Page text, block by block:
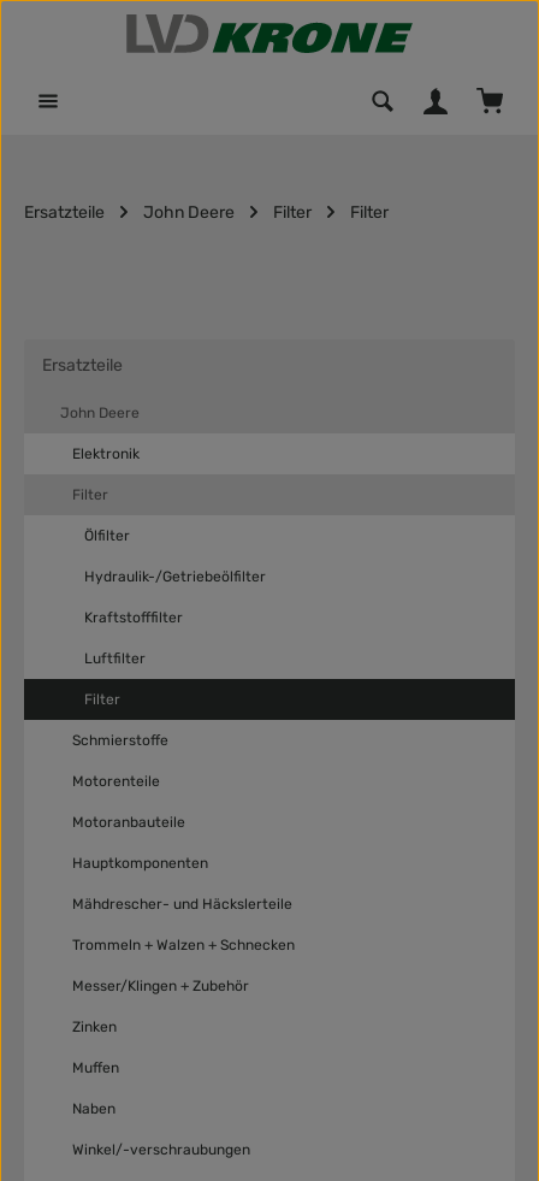
Zum Hauptinhalt springen
Ersatzteile John Deere Filter Filter
Ersatzteile
John Deere
Elektronik
Filter
Ölfilter
Hydraulik-/Getriebeölfilter
Kraftstofffilter
Luftfilter
Filter
Schmierstoffe
Motorenteile
Motoranbauteile
Hauptkomponenten
Mähdrescher- und Häckslerteile
Trommeln + Walzen + Schnecken
Messer/Klingen + Zubehör
Zinken
Muffen
Naben
Winkel/-verschraubungen